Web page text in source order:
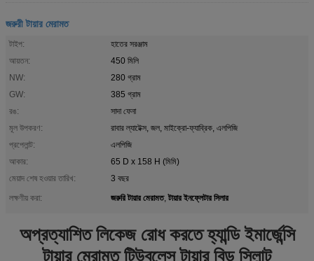
জরুরী টায়ার মেরামত
টাইপ:
হাতের সরঞ্জাম
আয়তন:
450 মিলি
NW:
280 গ্রাম
GW:
385 গ্রাম
রঙ:
সাদা ফেনা
মূল উপকরণ:
রাবার ল্যাটেক্স, জল, মাইক্রো-ফ্যাব্রিক, এলপিজি
প্রপেলান্ট:
এলপিজি
আকার:
65 D x 158 H (মিমি)
মেয়াদ শেষ হওয়ার তারিখ:
3 বছর
লক্ষণীয় করা:
জরুরি টায়ার মেরামত,টায়ার ইনফ্লেটার সিলার
অপ্রত্যাশিত লিকেজ রোধ করতে হ্যান্ডি ইমার্জেন্সি
টায়ার মেরামত টিউবলেস টায়ার বিড সিলান্ট